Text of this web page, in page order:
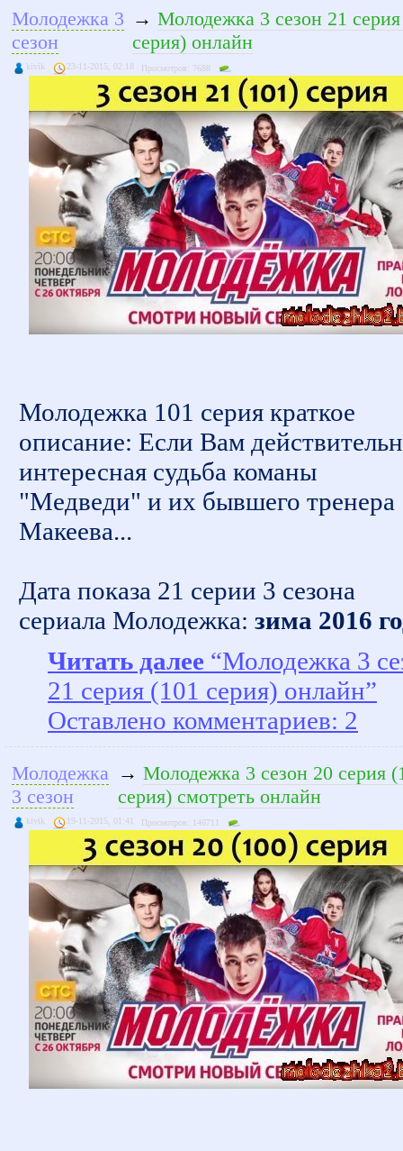
Молодежка 3
сезон
→ Молодежка 3 сезон 21
серия) онлайн
kivik 23-11-2015, 02:18 Просмотров: 7688
Молодежка 101 серия краткое
описание: Если Вам
интересная судьба команы
"Медведи" и их бывшего тренера
Макеева...
Дата показа 21 серии 3 сезона
сериала Молодежка: зима 2016
Читать далее “Молодежка 3
21 серия (101 серия) онлайн”
Оставлено комментариев: 2
Молодежка
3 сезон
→ Молодежка 3 сезон 20 серия
серия) смотреть онлайн
kivik 19-11-2015, 01:41 Просмотров: 146711